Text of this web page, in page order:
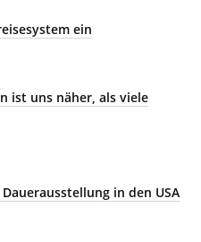
ein
ist uns näher, als viele
in den USA